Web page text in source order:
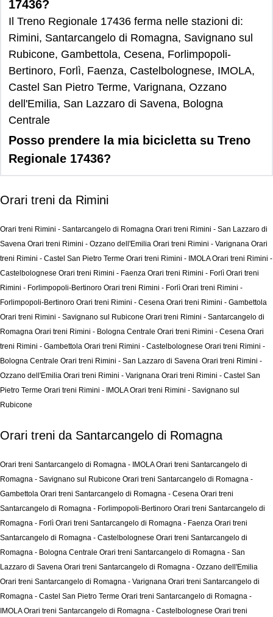
17436?
Il Treno Regionale 17436 ferma nelle stazioni di:
Rimini, Santarcangelo di Romagna, Savignano sul
Rubicone, Gambettola, Cesena, Forlimpopoli-
Bertinoro, Forlì, Faenza, Castelbolognese, IMOLA,
Castel San Pietro Terme, Varignana, Ozzano
dell'Emilia, San Lazzaro di Savena, Bologna
Centrale
Posso prendere la mia bicicletta su Treno
Regionale 17436?
Orari treni da Rimini
Orari treni Rimini - Santarcangelo di Romagna Orari treni Rimini - San Lazzaro di
Savena Orari treni Rimini - Ozzano dell'Emilia Orari treni Rimini - Varignana Orari
treni Rimini - Castel San Pietro Terme Orari treni Rimini - IMOLAOrari treni Rimini -
Castelbolognese Orari treni Rimini - Faenza Orari treni Rimini - Forlì Orari treni
Rimini - Forlimpopoli-Bertinoro Orari treni Rimini - Forlì Orari treni Rimini -
Forlimpopoli-Bertinoro Orari treni Rimini - Cesena Orari treni Rimini - Gambettola
Orari treni Rimini - Savignano sul Rubicone Orari treni Rimini - Santarcangelo di
Romagna Orari treni Rimini - Bologna Centrale Orari treni Rimini - Cesena Orari
treni Rimini - Gambettola Orari treni Rimini - Castelbolognese Orari treni Rimini -
Bologna Centrale Orari treni Rimini - San Lazzaro di Savena Orari treni Rimini -
Ozzano dell'Emilia Orari treni Rimini - Varignana Orari treni Rimini - Castel San
Pietro Terme Orari treni Rimini - IMOLAOrari treni Rimini - Savignano sul
Rubicone
Orari treni da Santarcangelo di Romagna
Orari treni Santarcangelo di Romagna - IMOLAOrari treni Santarcangelo di
Romagna - Savignano sul Rubicone Orari treni Santarcangelo di Romagna -
Gambettola Orari treni Santarcangelo di Romagna - Cesena Orari treni
Santarcangelo di Romagna - Forlimpopoli-Bertinoro Orari treni Santarcangelo di
Romagna - Forlì Orari treni Santarcangelo di Romagna - Faenza Orari treni
Santarcangelo di Romagna - Castelbolognese Orari treni Santarcangelo di
Romagna - Bologna Centrale Orari treni Santarcangelo di Romagna - San
Lazzaro di Savena Orari treni Santarcangelo di Romagna - Ozzano dell'Emilia
Orari treni Santarcangelo di Romagna - Varignana Orari treni Santarcangelo di
Romagna - Castel San Pietro Terme Orari treni Santarcangelo di Romagna -
IMOLAOrari treni Santarcangelo di Romagna - Castelbolognese Orari treni